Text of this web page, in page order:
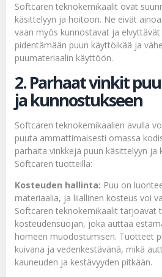
Softcaren teknokemikaalit ovat
käsittelyyn ja hoitoon. Ne eivät
vaan myös kunnostavat ja
pidentämään puun käyttöikää ja
puumateriaalin käyttöön.
2. Parhaat vinkit
ja kunnostukseen
Softcaren teknokemikaalien avulla
puuta ammattimaisesti omassa
parhaita vinkkejä puun käsittelyyn ja
Softcaren tuotteilla:
Kosteuden hallinta: Puu on
materiaalia, ja liiallinen kosteus voi
Softcaren teknokemikaalit tarjoavat
kosteudensuojan, joka auttaa
homeen muodostumisen. Tuotteet
kuivana ja vedenkestävänä, mikä
kauneuden ja kestävyyden pitkään.